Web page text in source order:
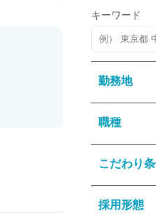
月額固定給25万円以上
月額固定給20万円以上
駅徒歩10分以内
駅徒歩5分以内
英語力を活かす
初めての転職応援
キーワード
勤務地
職種
こだわり
採用形態